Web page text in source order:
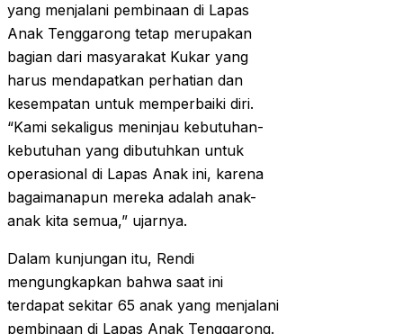
yang menjalani pembinaan di Lapas
Anak Tenggarong tetap merupakan
bagian dari masyarakat Kukar yang
harus mendapatkan perhatian dan
kesempatan untuk memperbaiki diri.
“Kami sekaligus meninjau kebutuhan-
kebutuhan yang dibutuhkan untuk
operasional di Lapas Anak ini, karena
bagaimanapun mereka adalah anak-
anak kita semua,” ujarnya.
Dalam kunjungan itu, Rendi
mengungkapkan bahwa saat ini
terdapat sekitar 65 anak yang menjalani
pembinaan di Lapas Anak Tenggarong.